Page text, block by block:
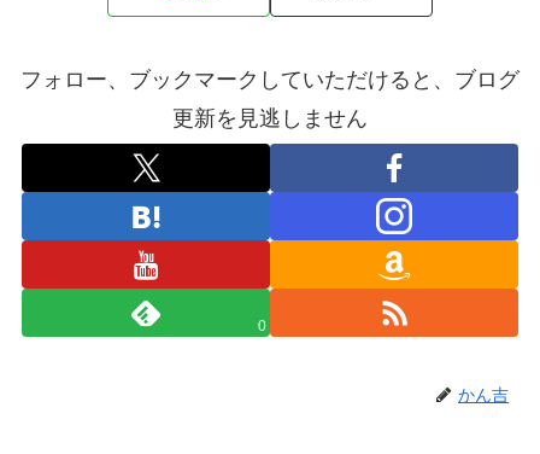
フォロー、ブックマークしていただけると、ブログ
更新を見逃しません
0
かん吉